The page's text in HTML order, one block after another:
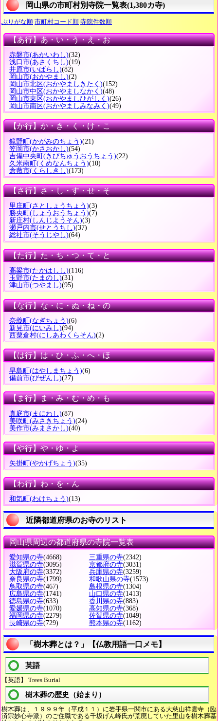
岡山県の市町村別寺院一覧表(1,380カ寺)
ぶりがな順 市町村コード順 寺院件数順
【あ行】あ・い・う・え・お
赤磐市(あかいわし)(32)
浅口市(あさくちし)(19)
井原市(いばらし)(82)
岡山市(おかやまし)(2)
岡山市北区(おかやましきたく)(152)
岡山市中区(おかやましなかく)(48)
岡山市東区(おかやましひがしく)(26)
岡山市南区(おかやましみなみく)(49)
【か行】か・き・く・け・こ
鏡野町(かがみのちょう)(21)
笠岡市(かさおかし)(54)
吉備中央町(きびちゅうおうちょう)(22)
久米南町(くめなんちょう)(10)
倉敷市(くらしきし)(173)
【さ行】さ・し・す・せ・そ
里庄町 (さとしょうちょう)(3)
勝央町 (しょうおうちょう)(7)
新庄村(しんじようそん)(3)
瀬戸内市(せとうちし)(37)
総社市(そうじやし)(64)
【た行】た・ち・つ・て・と
高梁市(たかはしし)(116)
玉野市(たまのし)(31)
津山市(つやまし)(95)
【な行】な・に・ぬ・ね・の
奈義町 (なぎちょう)(6)
新見市(にいみし)(94)
西粟倉村(にしあわくらそん)(2)
【は行】は・ひ・ふ・へ・ほ
早島町 (はやしまちょう)(6)
備前市(びぜんし)(27)
【ま行】ま・み・む・め・も
真庭市(まにわし)(87)
美咲町(みさきちょう)(24)
美作市(みまさかし)(40)
【や行】や・ゆ・よ
矢掛町 (やかげちょう)(35)
【わ行】わ・を・ん
和気町 (わけちょう)(13)
近隣都道府県のお寺のリスト
岡山県周辺の都道府県の寺院一覧表
愛知県の寺(4668) 三重県の寺(2342)
滋賀県の寺(3095) 京都府の寺(3031)
大阪府の寺(3372) 兵庫県の寺(3259)
奈良県の寺(1799) 和歌山県の寺(1573)
鳥取県の寺(467) 島根県の寺(1304)
広島県の寺(1741) 山口県の寺(1413)
徳島県の寺(633) 香川県の寺(883)
愛媛県の寺(1070) 高知県の寺(368)
福岡県の寺(2279) 佐賀県の寺(1049)
長崎県の寺(729) 熊本県の寺(1162)
「樹木葬とは？」【仏教用語一口メモ】
英語
【英語】 Trees Burial
樹木葬の歴史（始まり）
樹木葬は、１９９９年（平成１１）に岩手県一関市にある大慈山祥雲寺（臨
済宗妙心寺派）のご住職である千坂げん峰氏が荒廃していた里山を樹木葬墓